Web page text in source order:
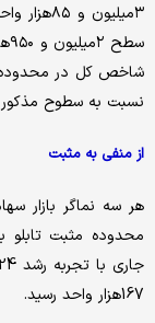
۳میلیون
نسبت به سطوح مذکور
از منفی به مثبت
هر سه نماگر بازار
محدوده مثبت تابلو
167هزار واحد رسید.